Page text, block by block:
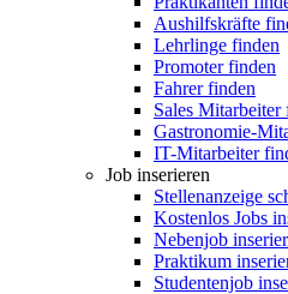
Aushilfskräfte
Lehrlinge finden
Promoter finden
Fahrer finden
Sales Mitarbeiter
Gastronomie-
IT-Mitarbeiter
Job inserieren
Stellenanzeige
Kostenlos Jobs
Nebenjob
Praktikum
Studentenjob